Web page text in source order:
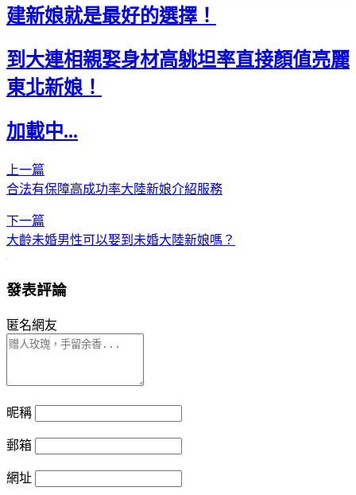
建新娘就是最好的選擇！
到大連相親娶身材高䠷坦率直接顏值亮麗
東北新娘！
加載中...
上一篇
合法有保障高成功率大陸新娘介紹服務
下一篇
大齡未婚男性可以娶到未婚大陸新娘嗎？
發表評論
匿名網友
昵稱
郵箱
網址